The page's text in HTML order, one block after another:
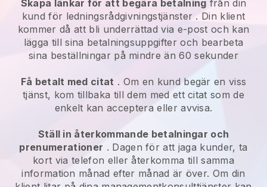
Skapa länkar för att begära betalning från din
kund för ledningsrådgivningstjänster . Din klient
kommer då att bli underrättad via e-post och kan
lägga till sina betalningsuppgifter och bearbeta
sina beställningar på mindre än 60 sekunder
Få betalt med citat . Om en kund begär en viss
tjänst, kom tillbaka till dem med ett citat som de
enkelt kan acceptera eller avvisa.
Ställ in återkommande betalningar och
prenumerationer . Dagen för att jaga kunder, ta
kort via telefon eller återkomma till samma
information månad efter månad är över. Om din